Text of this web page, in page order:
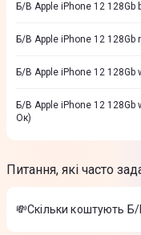
Б/В Apple iPhone 12 128Gb
Б/В Apple iPhone 12 128Gb
Б/В Apple iPhone 12 128Gb
Б/В Apple iPhone 12
Ок)
Питання, які часто
💸Скільки коштують